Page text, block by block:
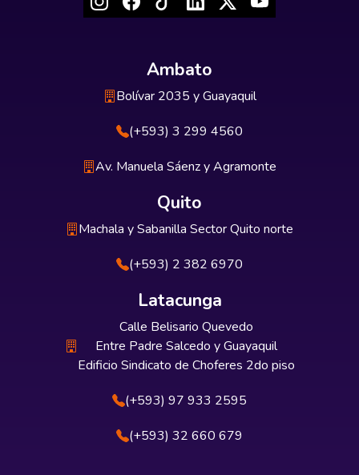
Ambato
Bolívar 2035 y Guayaquil
(+593) 3 299 4560
Av. Manuela Sáenz y Agramonte
Quito
Machala y Sabanilla Sector Quito norte
(+593) 2 382 6970
Latacunga
Calle Belisario Quevedo
Entre Padre Salcedo y Guayaquil
Edificio Sindicato de Choferes 2do piso
(+593) 97 933 2595
(+593) 32 660 679